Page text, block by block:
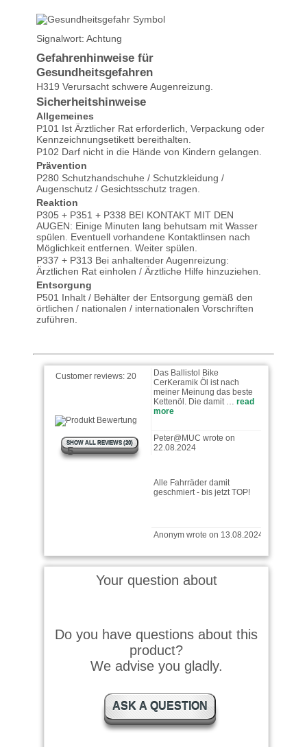
Signalwort: Achtung
Gefahrenhinweise für
Gesundheitsgefahren
H319 Verursacht schwere Augenreizung.
Sicherheitshinweise
Allgemeines
P101 Ist Ärztlicher Rat erforderlich, Verpackung oder
Kennzeichnungsetikett bereithalten.
P102 Darf nicht in die Hände von Kindern gelangen.
Prävention
P280 Schutzhandschuhe / Schutzkleidung /
Augenschutz / Gesichtsschutz tragen.
Reaktion
P305 + P351 + P338 BEI KONTAKT MIT DEN
AUGEN: Einige Minuten lang behutsam mit Wasser
spülen. Eventuell vorhandene Kontaktlinsen nach
Möglichkeit entfernen. Weiter spülen.
P337 + P313 Bei anhaltender Augenreizung:
Ärztlichen Rat einholen / Ärztliche Hilfe hinzuziehen.
Entsorgung
P501 Inhalt / Behälter der Entsorgung gemäß den
örtlichen / nationalen / internationalen Vorschriften
zuführen.
Customer reviews: 20
5
SHOW ALL REVIEWS (20)
Harry wrote on 08.12.2025
Läuft super und ist sehr
sparsam!Die Kette läuft auf
Das Ballistol Bike
CerKeramik Öl ist nach
meiner Meinung das beste
Kettenöl. Die damit …read
more
Läuft wie geschmiert.
Super Kettenöl. Preisleistung
top. Sehr schnelle Lieferung
Horst wrote on 29.08.2023
Your question about
Do you have questions about this
product?
We advise you gladly.
ASK A QUESTION